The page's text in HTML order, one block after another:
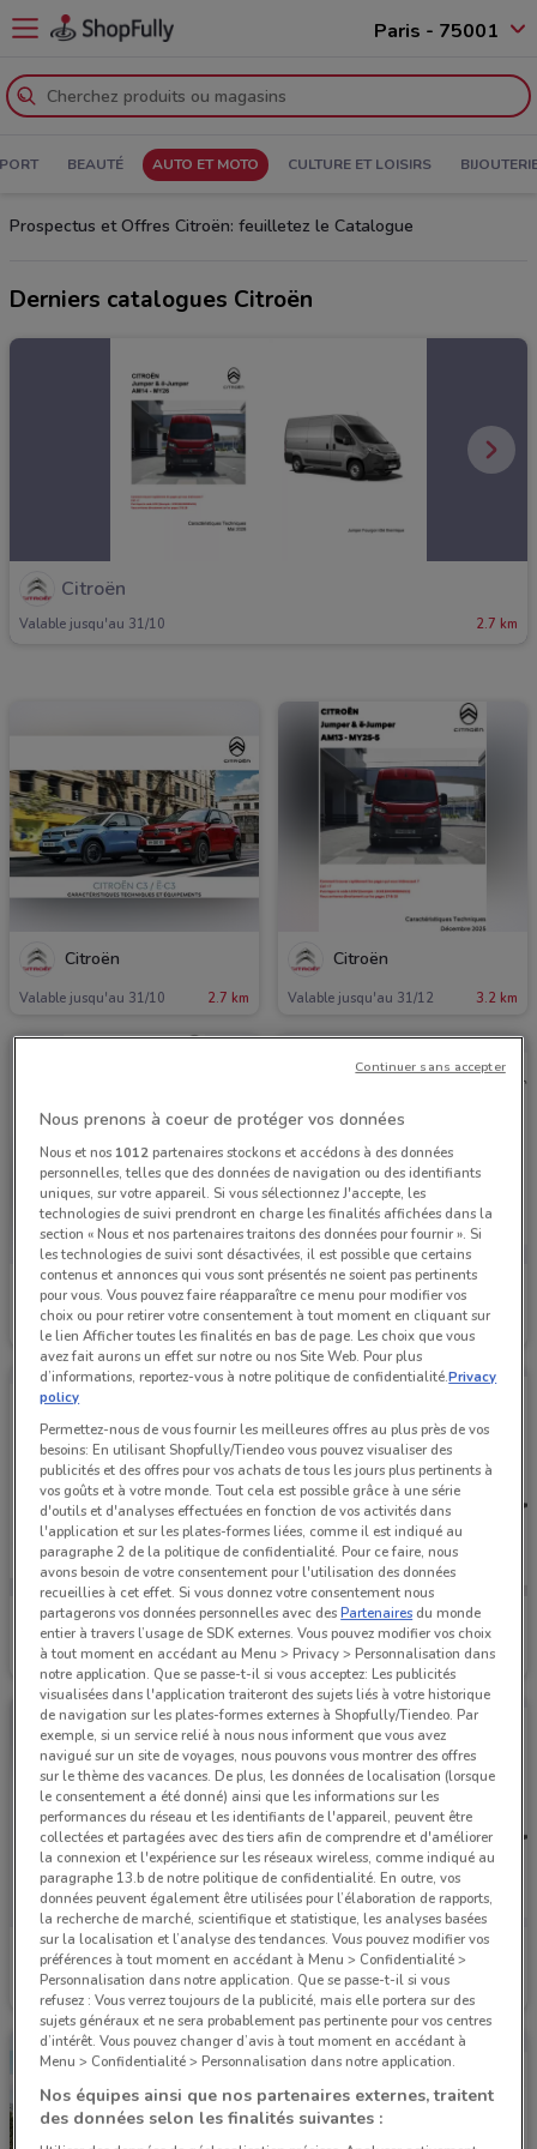
Paris - 75001
BEAUTÉ AUTO ET MOTO CULTURE ET LOISIRS
Prospectus et Offres Citroën: feuilletez le Catalogue
Derniers catalogues Citroën
Citroën
Valable jusqu'au 31/10 2.7 km
Citroën
Valable jusqu'au 31/10 2.7 km
Citroën
Valable jusqu'au 31/12 3.2 km
Citroën
Valable jusqu'au 31/12 3.2 km
Citroën
Valable jusqu'au 31/12
Citroën
Valable jusqu'au 31/12 3.2 km
Citroën
Valable jusqu'au 31/12 3.2 km
Citroën
Valable jusqu'au 31/12 3.2 km
Citroën
Valable jusqu'au 31/12
Nous prenons à coeur de protéger vos données
Nous et nos 1012partenaires stockons et accédons à des données
personnelles, telles que des données de navigation ou des identifiants
uniques, sur votre appareil. Si vous sélectionnez J'accepte, les
technologies de suivi prendront en charge les finalités affichées dans la
section « Nous et nos partenaires traitons des données pour fournir ». Si
les technologies de suivi sont désactivées, il est possible que certains
contenus et annonces qui vous sont présentés ne soient pas pertinents
pour vous. Vous pouvez faire réapparaître ce menu pour modifier vos
choix ou pour retirer votre consentement à tout moment en cliquant sur
le lien Afficher toutes les finalités en bas de page. Les choix que vous
avez fait aurons un effet sur notre ou nos Site Web. Pour plus
d’informations, reportez-vous à notre politique de confidentialité.Privacy
policy
Permettez-nous de vous fournir les meilleures offres au plus près de vos
besoins: En utilisant Shopfully/Tiendeo vous pouvez visualiser des
publicités et des offres pour vos achats de tous les jours plus pertinents à
vos goûts et à votre monde. Tout cela est possible grâce à une série
d'outils et d'analyses effectuées en fonction de vos activités dans
l'application et sur les plates-formes liées, comme il est indiqué au
paragraphe 2 de la politique de confidentialité. Pour ce faire, nous
avons besoin de votre consentement pour l'utilisation des données
recueillies à cet effet. Si vous donnez votre consentement nous
partagerons vos données personnelles avec desPartenaires du monde
entier à travers l’usage de SDK externes. Vous pouvez modifier vos choix
à tout moment en accédant au Menu > Privacy > Personnalisation dans
notre application. Que se passe-t-il si vous acceptez: Les publicités
visualisées dans l'application traiteront des sujets liés à votre historique
de navigation sur les plates-formes externes à Shopfully/Tiendeo. Par
exemple, si un service relié à nous nous informent que vous avez
navigué sur un site de voyages, nous pouvons vous montrer des offres
sur le thème des vacances. De plus, les données de localisation (lorsque
le consentement a été donné) ainsi que les informations sur les
performances du réseau et les identifiants de l'appareil, peuvent être
collectées et partagées avec des tiers afin de comprendre et d'améliorer
la connexion et l'expérience sur les réseaux wireless, comme indiqué au
paragraphe 13.b de notre politique de confidentialité. En outre, vos
données peuvent également être utilisées pour l’élaboration de rapports,
la recherche de marché, scientifique et statistique, les analyses basées
sur la localisation et l’analyse des tendances. Vous pouvez modifier vos
préférences à tout moment en accédant à Menu > Confidentialité >
Personnalisation dans notre application. Que se passe-t-il si vous
refusez : Vous verrez toujours de la publicité, mais elle portera sur des
sujets généraux et ne sera probablement pas pertinente pour vos centres
d’intérêt. Vous pouvez changer d’avis à tout moment en accédant à
Menu > Confidentialité > Personnalisation dans notre application.
Nos équipes ainsi que nos partenaires externes, traitent
des données selon les finalités suivantes :
Continuer sans accepter